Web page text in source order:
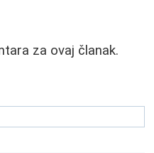
za ovaj članak.